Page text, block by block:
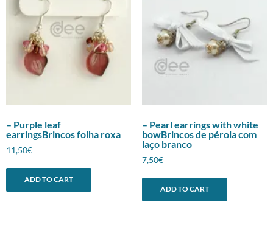
– Purple leaf
earringsBrincos folha roxa
11,50€
ADD TO CART
– Pearl earrings with white
bowBrincos de pérola com
laço branco
7,50€
ADD TO CART